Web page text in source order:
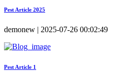
Pest Article 2025
demonew | 2025-07-26 00:02:49
Pest Article 1